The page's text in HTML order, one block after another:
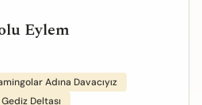
Eylem
Adına Davacıyız
Gediz Deltası